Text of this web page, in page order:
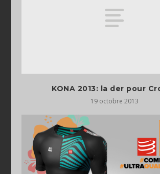
KONA 2013: la der pour
19 octobre 2013